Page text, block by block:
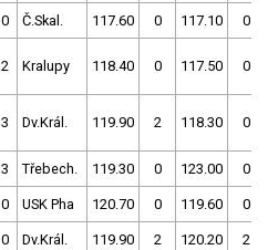
0 Č.Skal. 117.60 0 117.10 0
2 Kralupy 118.40 0 117.50 0
3 Dv.Král. 119.90 2 118.30 0
3 Třebech. 119.30 0 123.00 0
0 USK Pha 120.70 0 119.60 0
0 Dv.Král. 119.90 2 120.20 2